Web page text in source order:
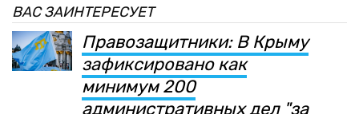
ВАС ЗАИНТЕРЕСУЕТ
Правозащитники: В Крыму
зафиксировано как
минимум 200
административных дел "за